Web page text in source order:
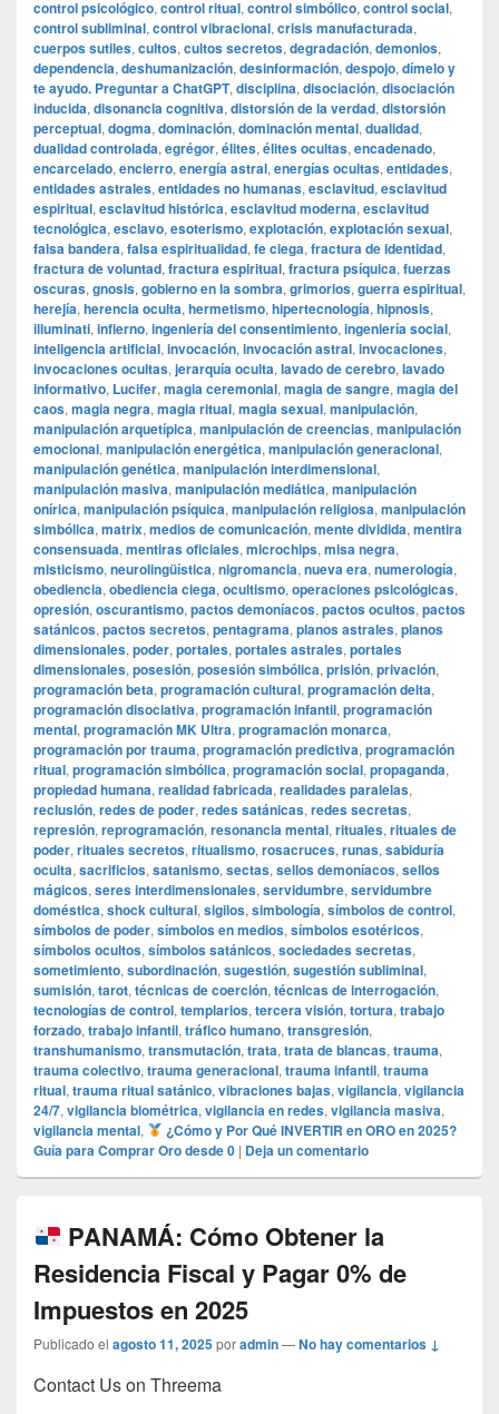
control psicológico, control ritual, control simbólico, control social,
control subliminal, control vibracional, crisis manufacturada,
cuerpos sutiles, cultos, cultos secretos, degradación, demonios,
dependencia, deshumanización, desinformación, despojo, dímelo y
te ayudo. Preguntar a ChatGPT, disciplina, disociación, disociación
inducida, disonancia cognitiva, distorsión de la verdad, distorsión
perceptual, dogma, dominación, dominación mental, dualidad,
dualidad controlada, egrégor, élites, élites ocultas, encadenado,
encarcelado, encierro, energía astral, energías ocultas, entidades,
entidades astrales, entidades no humanas, esclavitud, esclavitud
espiritual, esclavitud histórica, esclavitud moderna, esclavitud
tecnológica, esclavo, esoterismo, explotación, explotación sexual,
falsa bandera, falsa espiritualidad, fe ciega, fractura de identidad,
fractura de voluntad, fractura espiritual, fractura psíquica, fuerzas
oscuras, gnosis, gobierno en la sombra, grimorios, guerra espiritual,
herejía, herencia oculta, hermetismo, hipertecnología, hipnosis,
illuminati, infierno, ingeniería del consentimiento, ingeniería social,
inteligencia artificial, invocación, invocación astral, invocaciones,
invocaciones ocultas, jerarquía oculta, lavado de cerebro, lavado
informativo, Lucifer, magia ceremonial, magia de sangre, magia del
caos, magia negra, magia ritual, magia sexual, manipulación,
manipulación arquetípica, manipulación de creencias, manipulación
emocional, manipulación energética, manipulación generacional,
manipulación genética, manipulación interdimensional,
manipulación masiva, manipulación mediática, manipulación
onírica, manipulación psíquica, manipulación religiosa, manipulación
simbólica, matrix, medios de comunicación, mente dividida, mentira
consensuada, mentiras oficiales, microchips, misa negra,
misticismo, neurolingüística, nigromancia, nueva era, numerología,
obediencia, obediencia ciega, ocultismo, operaciones psicológicas,
opresión, oscurantismo, pactos demoníacos, pactos ocultos, pactos
satánicos, pactos secretos, pentagrama, planos astrales, planos
dimensionales, poder, portales, portales astrales, portales
dimensionales, posesión, posesión simbólica, prisión, privación,
programación beta, programación cultural, programación delta,
programación disociativa, programación infantil, programación
mental, programación MK Ultra, programación monarca,
programación por trauma, programación predictiva, programación
ritual, programación simbólica, programación social, propaganda,
propiedad humana, realidad fabricada, realidades paralelas,
reclusión, redes de poder, redes satánicas, redes secretas,
represión, reprogramación, resonancia mental, rituales, rituales de
poder, rituales secretos, ritualismo, rosacruces, runas, sabiduría
oculta, sacrificios, satanismo, sectas, sellos demoníacos, sellos
mágicos, seres interdimensionales, servidumbre, servidumbre
doméstica, shock cultural, sigilos, simbología, símbolos de control,
símbolos de poder, símbolos en medios, símbolos esotéricos,
símbolos ocultos, símbolos satánicos, sociedades secretas,
sometimiento, subordinación, sugestión, sugestión subliminal,
sumisión, tarot, técnicas de coerción, técnicas de interrogación,
tecnologías de control, templarios, tercera visión, tortura, trabajo
forzado, trabajo infantil, tráfico humano, transgresión,
transhumanismo, transmutación, trata, trata de blancas, trauma,
trauma colectivo, trauma generacional, trauma infantil, trauma
ritual, trauma ritual satánico, vibraciones bajas, vigilancia, vigilancia
24/7, vigilancia biométrica, vigilancia en redes, vigilancia masiva,
vigilancia mental,
¿Cómo y Por Qué INVERTIR en ORO en 2025?
Guía para Comprar Oro desde 0 | Deja un comentario
PANAMÁ: Cómo Obtener la
Residencia Fiscal y Pagar 0% de
Impuestos en 2025
Publicado el agosto 11, 2025poradmin—No hay comentarios ↓
Contact Us on Threema